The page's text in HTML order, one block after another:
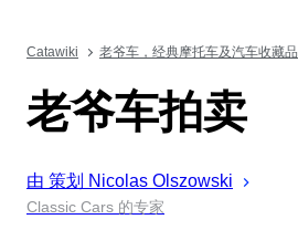
Catawiki 老爷车，经典摩托车及汽车收藏品
老爷车拍卖
由 策划 Nicolas Olszowski
Classic Cars 的专家